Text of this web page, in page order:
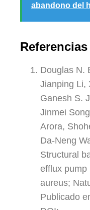
abandono del
Referencias
Douglas N.
Jianping Li,
Ganesh S.
Jinmei
Arora,
Da-Neng
Structural
efflux pump
aureus;
Publicado